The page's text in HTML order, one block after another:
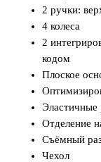
2 ручки:
4 колеса
2
кодом
Плоское
Эластичные
Отделение
Съёмный
Чехол